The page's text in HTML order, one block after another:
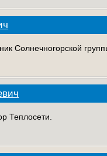
Солнечногорской
Теплосети.